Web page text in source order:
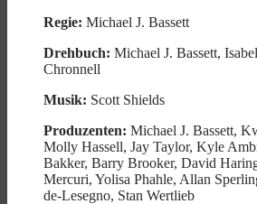
Regie: Michael J. Bassett
Drehbuch: Michael J. Bassett,
Chronnell
Musik: Scott Shields
Produzenten: Michael J. Bassett,
Molly Hassell, Jay Taylor, Kyle
Bakker, Barry Brooker, David
Mercuri, Yolisa Phahle, Allan
de-Lesegno, Stan Wertlieb